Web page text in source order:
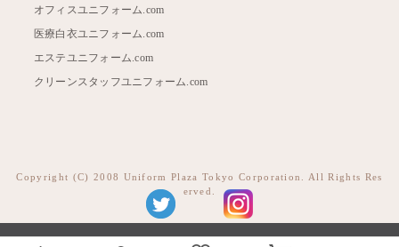
オフィスユニフォーム.com
医療白衣ユニフォーム.com
エステユニフォーム.com
クリーンスタッフユニフォーム.com
Copyright (C) 2008 Uniform Plaza Tokyo Corporation. All Rights Res
erved.